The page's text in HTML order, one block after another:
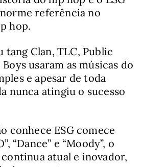
referência no
hop.
tang Clan, TLC, Public
usaram as músicas do
e apesar de toda
nunca atingiu o sucesso
conhece ESG comece
“Dance” e “Moody”, o
atual e inovador,